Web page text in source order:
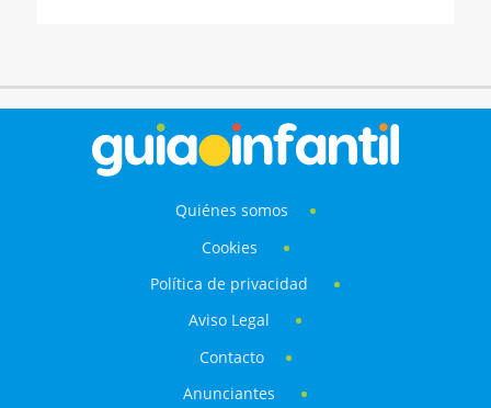
Quiénes somos
Cookies
Política de privacidad
Aviso Legal
Contacto
Anunciantes